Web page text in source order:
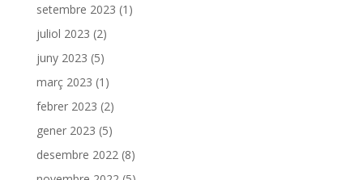
setembre 2023 (1)
juliol 2023 (2)
juny 2023 (5)
març 2023 (1)
febrer 2023 (2)
gener 2023 (5)
desembre 2022(8)